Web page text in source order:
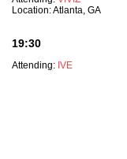
Location: Atlanta, GA
19:30
Attending: IVE